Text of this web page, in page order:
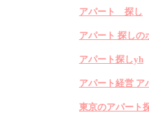
アパート 探し
アパート 探しの
アパート探しyh
アパート経営 ア
東京のアパート